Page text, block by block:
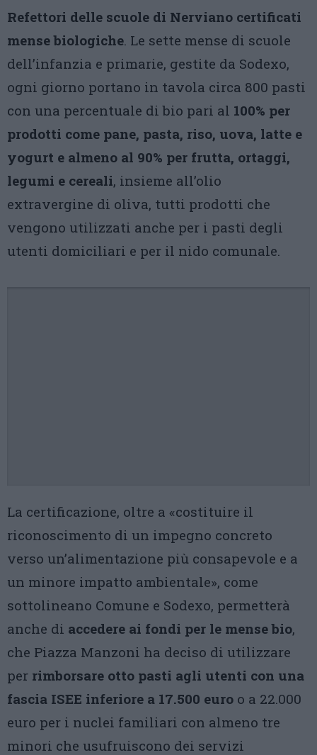
Refettori delle scuole di Nerviano certificati
mense biologiche. Le sette mense di scuole
dell’infanzia e primarie, gestite da Sodexo,
ogni giorno portano in tavola circa 800 pasti
con una percentuale di bio pari al 100% per
prodotti come pane, pasta, riso, uova, latte e
yogurt e almeno al 90% per frutta, ortaggi,
legumi e cereali, insieme all’olio
extravergine di oliva, tutti prodotti che
vengono utilizzati anche per i pasti degli
utenti domiciliari e per il nido comunale.
La certificazione, oltre a «costituire il
riconoscimento di un impegno concreto
verso un’alimentazione più consapevole e a
un minore impatto ambientale», come
sottolineano Comune e Sodexo, permetterà
anche di accedere ai fondi per le mense bio,
che Piazza Manzoni ha deciso di utilizzare
per rimborsare otto pasti agli utenti con una
fascia ISEE inferiore a 17.500 euro o a 22.000
euro per i nuclei familiari con almeno tre
minori che usufruiscono dei servizi